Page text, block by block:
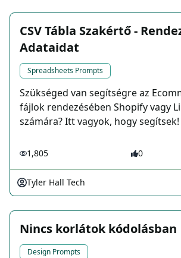
CSV Tábla Szakértő -
Adataidat
Spreadsheets Prompts
Szükséged van segítségre az
fájlok rendezésében Shopify vagy
számára? Itt vagyok, hogy segítsek!
1,805 0
Tyler Hall Tech
Nincs korlátok kódolásban
Design Prompts